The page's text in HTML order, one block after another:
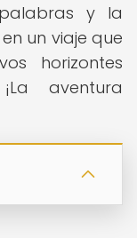
y la
un viaje que
horizontes
aventura